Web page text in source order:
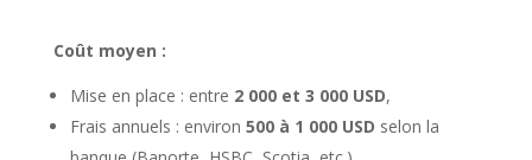
Coût moyen :
Mise en place : entre 2 000 et 3 000 USD,
Frais annuels : environ 500 à 1 000 USD selon la